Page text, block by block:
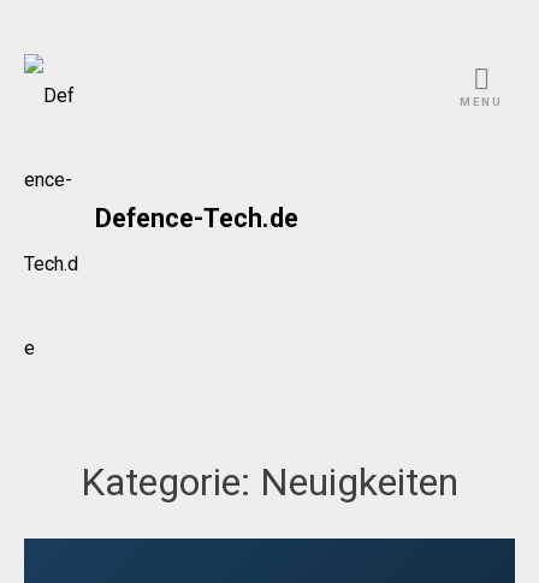
Skip
Defence-Tech.de
MENU
Kategorie: Neuigkeiten